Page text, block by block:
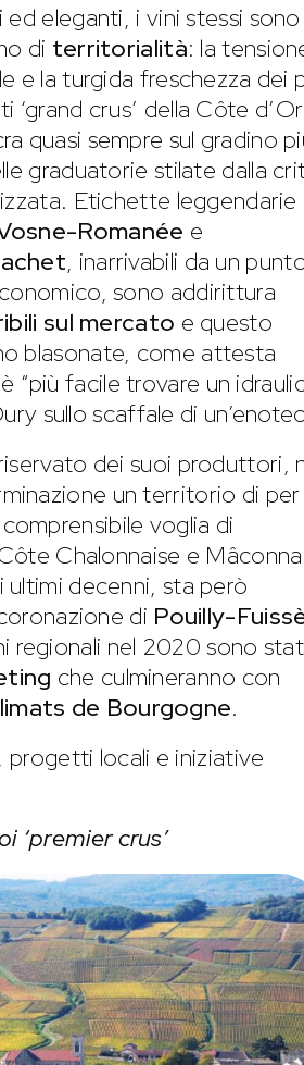
ed eleganti, i vini stessi sono
di territorialità: la
e la turgida freschezza dei
‘grand crus’ della Côte
quasi sempre sul gradino
graduatorie stilate dalla
Etichette leggendarie
Romanée e
, inarrivabili da un
sono addirittura
sul mercato e questo
blasonate, come attesta
“più facile trovare un
sullo scaffale di
dei suoi produttori,
un territorio di
voglia di
Chalonnaise e
decenni, sta però
di Pouilly-
regionali nel 2020 sono
che culmineranno con
de Bourgogne.
progetti locali e iniziative
‘premier crus’